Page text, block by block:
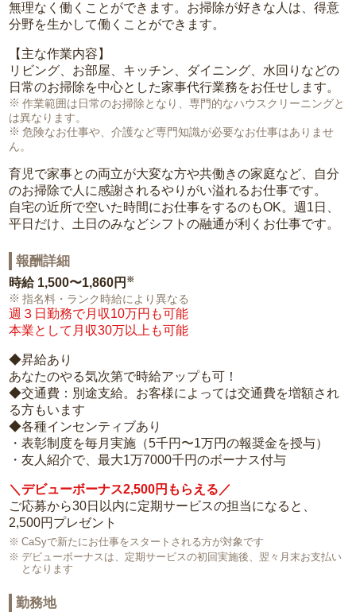
無理なく働くことができます。お掃除が好きな人は、得意
分野を生かして働くことができます。
【主な作業内容】
リビング、お部屋、キッチン、ダイニング、水回りなどの
日常のお掃除を中心とした家事代行業務をお任せします。
作業範囲は日常のお掃除となり、専門的なハウスクリーニングと
は異なります。
危険なお仕事や、介護など専門知識が必要なお仕事はありませ
ん。
育児で家事との両立が大変な方や共働きの家庭など、自分
のお掃除で人に感謝されるやりがい溢れるお仕事です。
自宅の近所で空いた時間にお仕事をするのもOK。週1日、
平日だけ、土日のみなどシフトの融通が利くお仕事です。
報酬詳細
時給 1,500〜1,860円 ※
指名料・ランク時給により異なる
週３日勤務で月収10万円も可能
本業として月収30万以上も可能
◆昇給あり
あなたのやる気次第で時給アップも可！
◆交通費：別途支給。お客様によっては交通費を増額され
る方もいます
◆各種インセンティブあり
・表彰制度を毎月実施（5千円〜1万円の報奨金を授与）
・友人紹介で、最大1万7000千円のボーナス付与
＼デビューボーナス2,500円もらえる／
ご応募から30日以内に定期サービスの担当になると、
2,500円プレゼント
CaSyで新たにお仕事をスタートされる方が対象です
デビューボーナスは、定期サービスの初回実施後、翌々月末お支払い
となります
勤務地